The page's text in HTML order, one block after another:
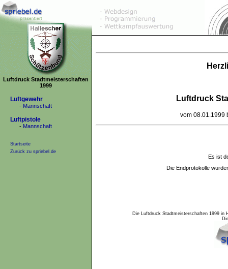
Luftdruck Stadtmeisterschaften
1999
Luftgewehr
- Mannschaft
Luftpistole
- Mannschaft
Startseite
Zurück zu spriebel.de
Luftdruck
vom 08.01.1999
Es ist
Die Endprotokolle
Die Luftdruck Stadtmeisterschaften 1999 in